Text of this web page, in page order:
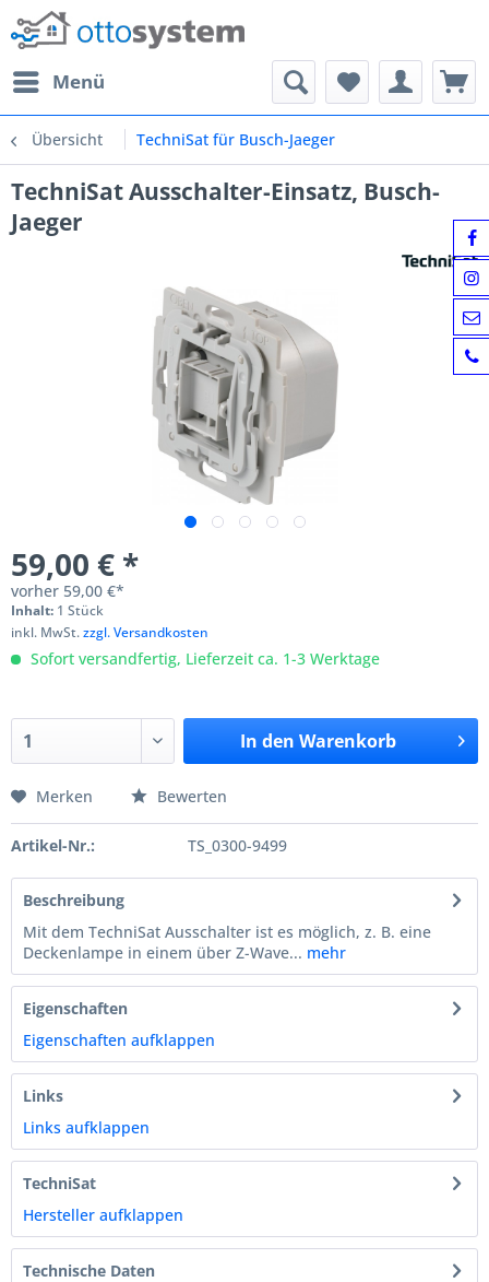
Menü
Übersicht TechniSat für Busch-Jaeger
TechniSat Ausschalter-Einsatz, Busch-
Jaeger
59,00 € *
vorher 59,00 €*
Inhalt: 1 Stück
inkl. MwSt.zzgl. Versandkosten
Sofort versandfertig, Lieferzeit ca. 1-3 Werktage
In den Warenkorb
Merken Bewerten
Artikel-Nr.: TS_0300-9499
Beschreibung
Mit dem TechniSat Ausschalter ist es möglich, z. B. eine
Deckenlampe in einem über Z-Wave... mehr
Eigenschaften
Eigenschaften aufklappen
Links
Links aufklappen
TechniSat
Hersteller aufklappen
Technische Daten